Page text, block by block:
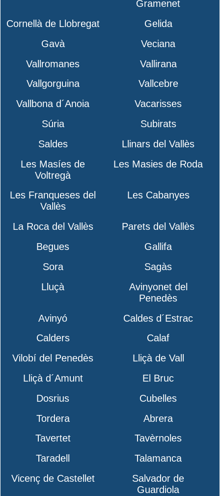
Gramenet
Cornellà de Llobregat
Gelida
Gavà
Veciana
Vallromanes
Vallirana
Vallgorguina
Vallcebre
Vallbona d´Anoia
Vacarisses
Súria
Subirats
Saldes
Llinars del Vallès
Les Masíes de
Voltregà
Les Masies de Roda
Les Franqueses del
Vallès
Les Cabanyes
La Roca del Vallès
Parets del Vallès
Begues
Gallifa
Sora
Sagàs
Lluçà
Avinyonet del
Penedès
Avinyó
Caldes d´Estrac
Calders
Calaf
Vilobí del Penedès
Lliçà de Vall
Lliçà d´Amunt
El Bruc
Dosrius
Cubelles
Tordera
Abrera
Tavertet
Tavèrnoles
Taradell
Talamanca
Vicenç de Castellet
Salvador de
Guardiola